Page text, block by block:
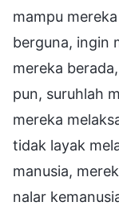
mampu
berguna, ingin
mereka
pun, suruhlah
mereka
tidak layak
manusia,
nalar